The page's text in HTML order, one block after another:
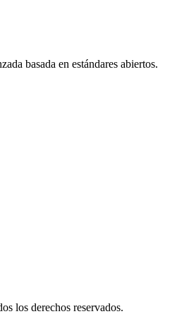
basada en estándares abiertos.
los derechos reservados.